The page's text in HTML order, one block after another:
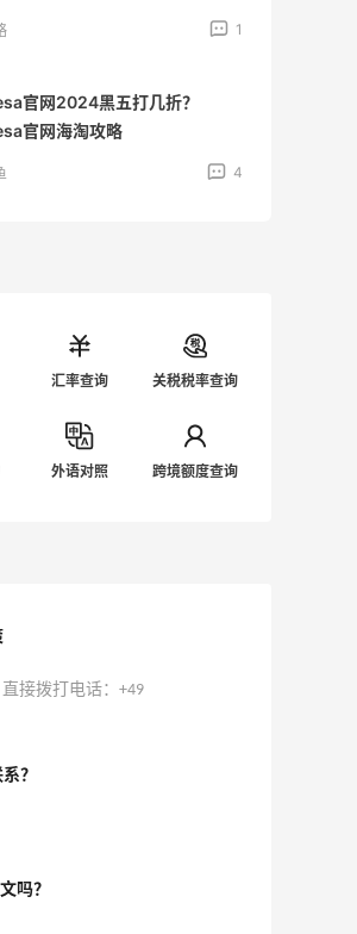
1
官网2024黑五打几折？
官网海淘攻略
4
汇率查询 关税税率查询
外语对照 跨境额度查询
接拨打电话：+49
？
吗？